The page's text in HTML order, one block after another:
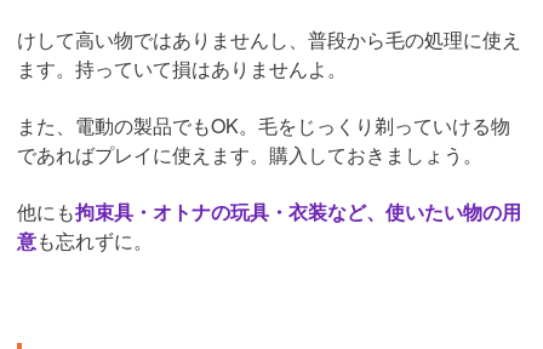
けして高い物ではありませんし、普段から毛の処理に使え
ます。持っていて損はありませんよ。
また、電動の製品でもOK。毛をじっくり剃っていける物
であればプレイに使えます。購入しておきましょう。
他にも拘束具・オトナの玩具・衣装など、使いたい物の用
意も忘れずに。